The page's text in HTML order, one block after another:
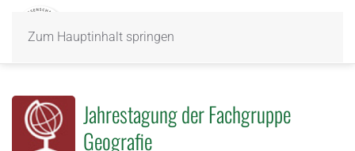
Zum Hauptinhalt springen
Jahrestagung der Fachgruppe
Geografie